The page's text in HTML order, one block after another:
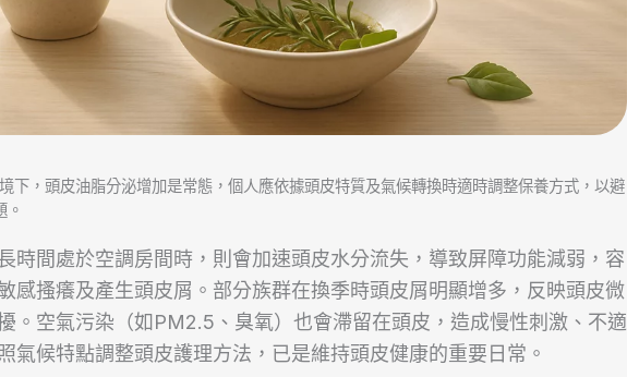
下，頭皮油脂分泌增加是常態，個人應依據頭皮特質及氣候轉換時適時調整保養方式，以避
。
時間處於空調房間時，則會加速頭皮水分流失，導致屏障功能減弱，容
感搔癢及產生頭皮屑。部分族群在換季時頭皮屑明顯增多，反映頭皮微
。空氣污染（如PM2.5、臭氧）也會滯留在頭皮，造成慢性刺激、不適
氣候特點調整頭皮護理方法，已是維持頭皮健康的重要日常。